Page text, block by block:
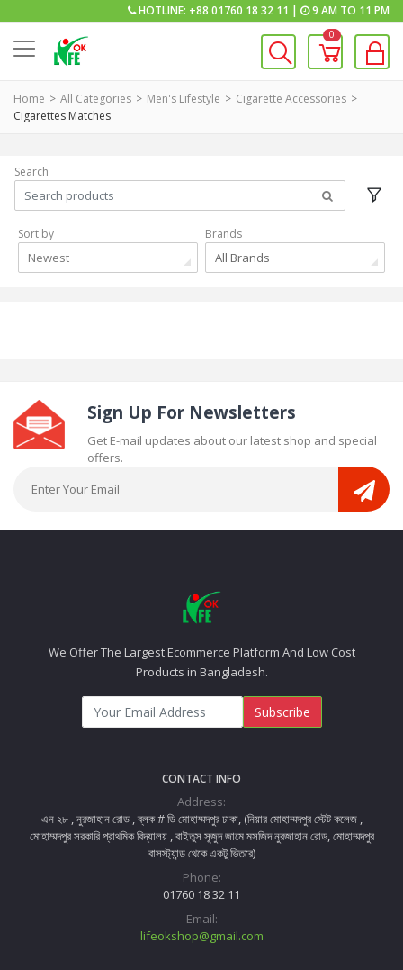
HOTLINE: +88 01760 18 32 11 | 9 AM TO 11 PM
0
Home All Categories Men's Lifestyle
Cigarette Accessories
Cigarettes Matches
Search
Sort by
Newest
Brands
All Brands
Sign Up For Newsletters
Get E-mail updates about our latest shop and special
offers.
We Offer The Largest Ecommerce Platform And Low Cost
Products in Bangladesh.
Subscribe
CONTACT INFO
Address:
এন ২৮ , নুরজাহান রোড , ব্লক # ডি মোহাম্মদপুর ঢাকা, (নিয়ার মোহাম্মদপুর স্টেট কলেজ ,
মোহাম্মদপুর সরকারি প্রাথমিক বিদ্যালয় , বাইতুস সূজুদ জামে মসজিদ নুরজাহান রোড, মোহাম্মদপুর
বাসস্ট্যান্ড থেকে একটু ভিতরে)
Phone:
01760 18 32 11
Email:
lifeokshop@gmail.com